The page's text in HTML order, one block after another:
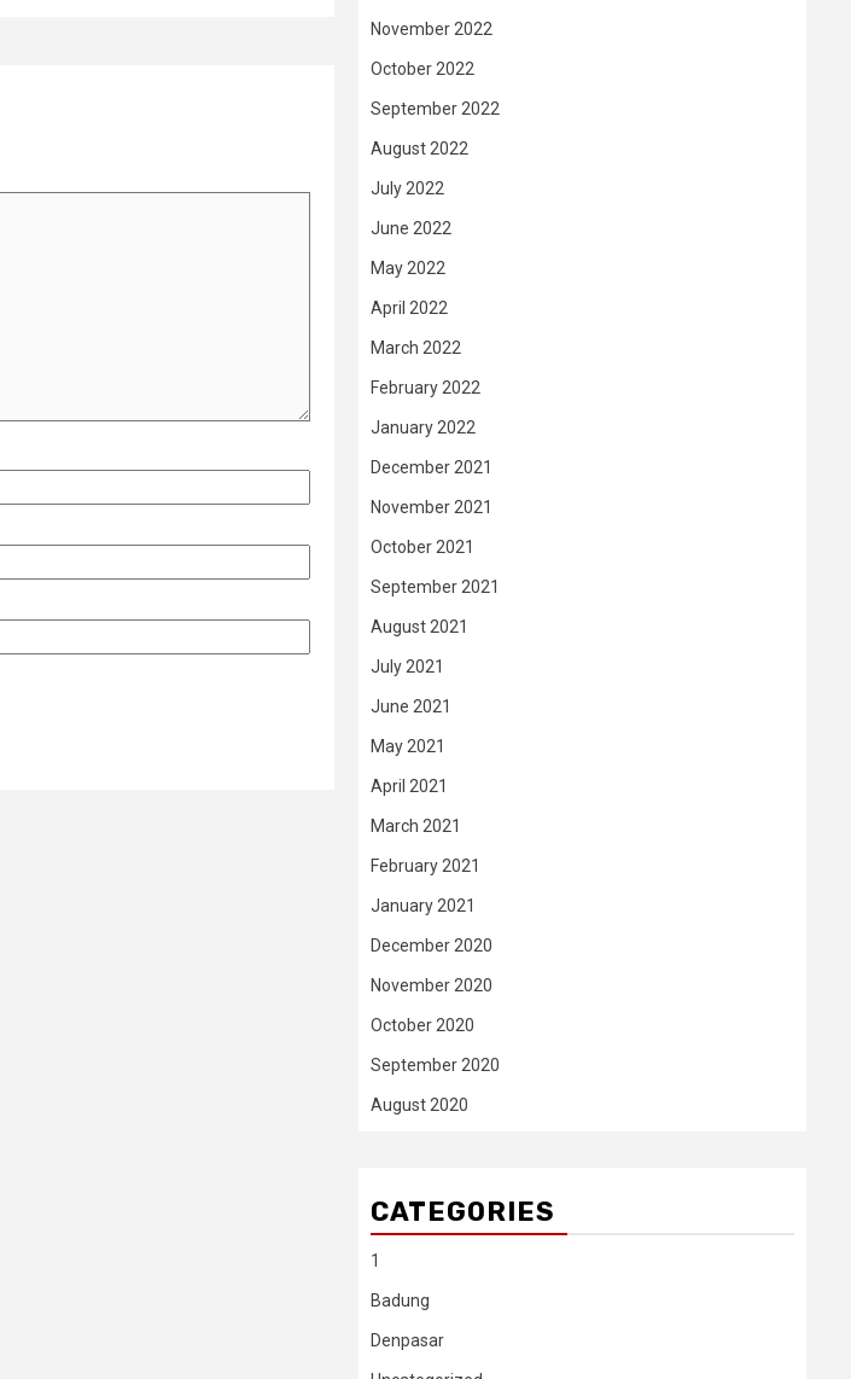
November 2022
October 2022
September 2022
August 2022
July 2022
June 2022
May 2022
April 2022
March 2022
February 2022
January 2022
December 2021
November 2021
October 2021
September 2021
August 2021
July 2021
June 2021
May 2021
April 2021
March 2021
February 2021
January 2021
December 2020
November 2020
October 2020
September 2020
August 2020
CATEGORIES
1
Badung
Denpasar